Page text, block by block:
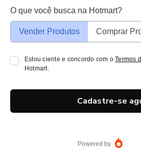
O que você busca na Hotmart?
Vender Produtos Comprar
Estou ciente e concordo com oTermos
Hotmart.
Cadastre-se
Powered by